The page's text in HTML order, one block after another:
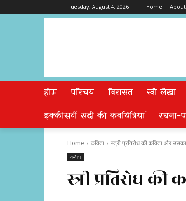
Tuesday, August 4, 2026 Home About
होम परिचय विरासत स्त्री लेखा
इक्कीसवीं सदी की कवयित्रियां
रचना-
Home कविता स्त्री प्रतिरोध की कविता और
कविता
स्त्री प्रतिरोध